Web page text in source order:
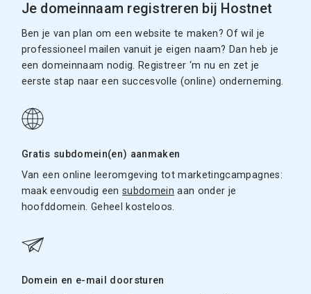
Je domeinnaam registreren bij Hostnet
Ben je van plan om een website te maken? Of wil je
professioneel mailen vanuit je eigen naam? Dan heb je
een domeinnaam nodig. Registreer ‘m nu en zet je
eerste stap naar een succesvolle (online) onderneming.
Gratis subdomein(en) aanmaken
Van een online leeromgeving tot marketingcampagnes:
maak eenvoudig eensubdomein aan onder je
hoofddomein. Geheel kosteloos.
Domein en e-mail doorsturen